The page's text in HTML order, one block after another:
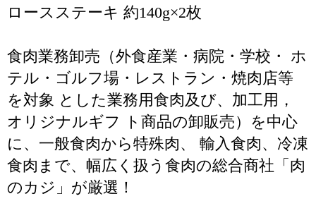
ロースステーキ 約140g×2枚
食肉業務卸売（外食産業・病院・学校・ ホ
テル・ゴルフ場・レストラン・焼肉店等
を対象 とした業務用食肉及び、加工用，
オリジナルギフ ト商品の卸販売）を中心
に、一般食肉から特殊肉、 輸入食肉、冷凍
食肉まで、幅広く扱う食肉の総合商社「肉
のカジ」が厳選！